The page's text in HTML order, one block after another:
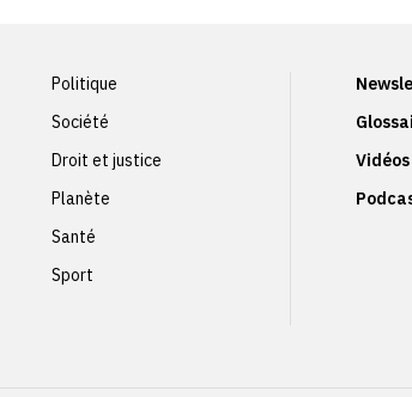
Politique
Société
Droit et justice
Planète
Santé
Sport
Vidéos